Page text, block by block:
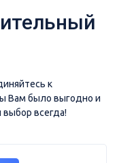
к
Вам было выгодно и
всегда!